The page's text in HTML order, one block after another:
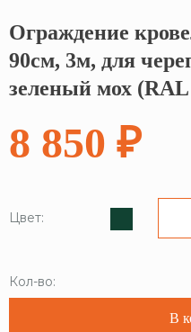
Кликните, чтобы
Ограждение
90см, 3м, для
зеленый мох (RAL
8 850 ₽
Цвет:
Кол-во:
В